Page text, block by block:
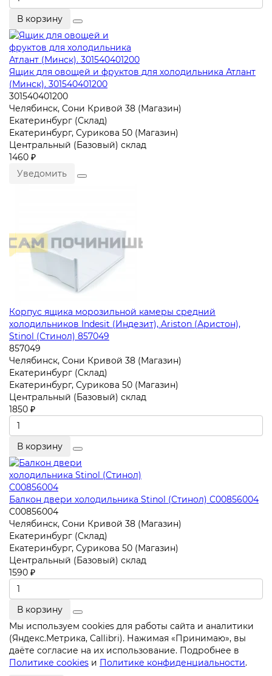
В корзину
Ящик для овощей и фруктов для холодильника Атлант
(Минск). 301540401200
301540401200
Челябинск, Сони Кривой 38 (Магазин)
Екатеринбург (Склад)
Екатеринбург, Сурикова 50 (Магазин)
Центральный (Базовый) склад
1460 ₽
Уведомить
Корпус ящика морозильной камеры средний
холодильников Indesit (Индезит), Ariston (Аристон),
Stinol (Стинол) 857049
857049
Челябинск, Сони Кривой 38 (Магазин)
Екатеринбург (Склад)
Екатеринбург, Сурикова 50 (Магазин)
Центральный (Базовый) склад
1850 ₽
В корзину
Балкон двери холодильника Stinol (Стинол) C00856004
C00856004
Челябинск, Сони Кривой 38 (Магазин)
Екатеринбург (Склад)
Екатеринбург, Сурикова 50 (Магазин)
Центральный (Базовый) склад
1590 ₽
В корзину
Мы используем cookies для работы сайта и аналитики
(Яндекс.Метрика, Callibri). Нажимая «Принимаю», вы
даёте согласие на их использование. Подробнее в
Политике cookies и Политике конфиденциальности.